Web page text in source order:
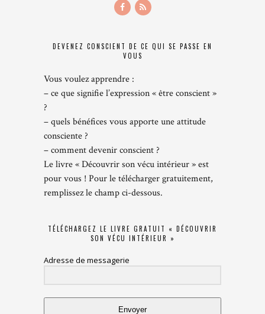
DEVENEZ CONSCIENT DE CE QUI SE PASSE EN
VOUS
Vous voulez apprendre :
– ce que signifie l’expression « être conscient »
?
– quels bénéfices vous apporte une attitude
consciente ?
– comment devenir conscient ?
Le livre « Découvrir son vécu intérieur » est
pour vous ! Pour le télécharger gratuitement,
remplissez le champ ci-dessous.
TÉLÉCHARGEZ LE LIVRE GRATUIT « DÉCOUVRIR
SON VÉCU INTÉRIEUR »
Adresse de messagerie
Envoyer